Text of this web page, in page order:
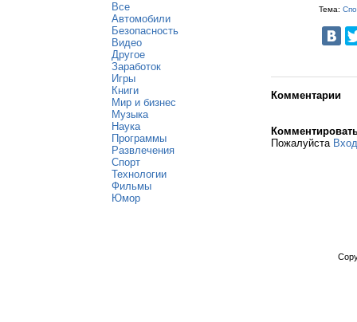
Все
Автомобили
Безопасность
Видео
Другое
Заработок
Игры
Книги
Мир и бизнес
Музыка
Наука
Программы
Развлечения
Спорт
Технологии
Фильмы
Юмор
Тема:
Комментарии
Пожалуйста Вход